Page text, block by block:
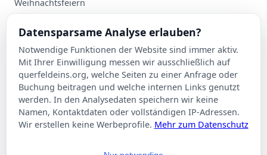
Weihnachtsfeiern
Planung
Events nach Stadt
Suche
Kontakt
Über Querfeldeins
Rechtliches
Impressum
Datensparsame Analyse erlauben?
Notwendige Funktionen der Website sind immer aktiv.
Mit Ihrer Einwilligung messen wir ausschließlich auf
querfeldeins.org, welche Seiten zu einer Anfrage oder
Buchung beitragen und welche internen Links genutzt
werden. In den Analysedaten speichern wir keine
Namen, Kontaktdaten oder vollständigen IP-Adressen.
Wir erstellen keine Werbeprofile. Mehr zum Datenschutz